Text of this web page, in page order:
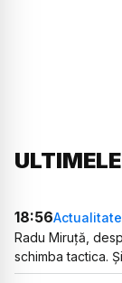
ULTIMELE
18:56Actualitate
Radu Miruță,
schimba tactica.